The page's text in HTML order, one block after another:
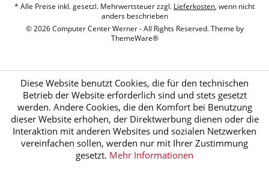
* Alle Preise inkl. gesetzl. Mehrwertsteuer zzgl. Lieferkosten, wenn nicht
anders beschrieben
© 2026 Computer Center Werner - All Rights Reserved. Theme by
ThemeWare®
Diese Website benutzt Cookies, die für den technischen
Betrieb der Website erforderlich sind und stets gesetzt
werden. Andere Cookies, die den Komfort bei Benutzung
dieser Website erhöhen, der Direktwerbung dienen oder die
Interaktion mit anderen Websites und sozialen Netzwerken
vereinfachen sollen, werden nur mit Ihrer Zustimmung
gesetzt. Mehr Informationen